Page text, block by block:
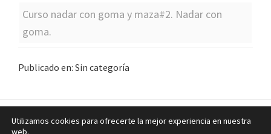
Curso nadar con goma y maza#2. Nadar con
goma.
Publicado en: Sin categoría
Blog·Contactar ·Aviso legal
Utilizamos cookies para ofrecerte la mejor experiencia en nuestra
web.